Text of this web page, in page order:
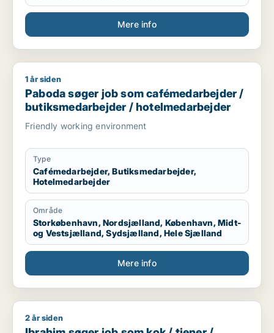
Mere info
Paboda søger job som cafémedarbejder /
1 år siden
Paboda søger job som cafémedarbejder /
butiksmedarbejder / hotelmedarbejder
Friendly working environment
Type
Cafémedarbejder, Butiksmedarbejder,
Hotelmedarbejder
Område
Storkøbenhavn, Nordsjælland, København, Midt-
og Vestsjælland, Sydsjælland, Hele Sjælland
Mere info
Ibrahim søger job som kok / tjener / slagter /
2 år siden